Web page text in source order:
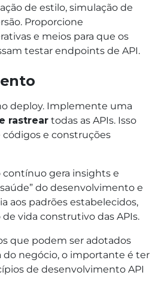
de estilo, simulação de
Proporcione
e meios para que os
testar endpoints de API.
deploy. Implemente uma
rastrear todas as APIs. Isso
e construções
gera insights e
do desenvolvimento e
aos padrões estabelecidos,
vida construtivo das APIs.
que podem ser adotados
do negócio, o importante é ter
de desenvolvimento API